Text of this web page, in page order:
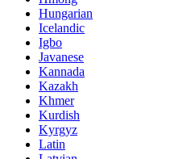
Hungarian
Icelandic
Igbo
Javanese
Kannada
Kazakh
Khmer
Kurdish
Kyrgyz
Latin